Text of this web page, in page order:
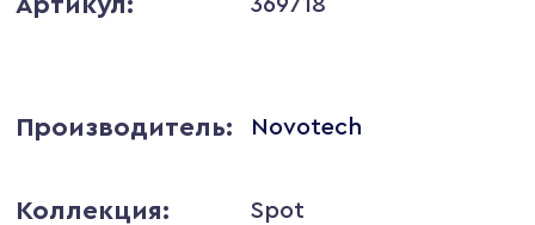
Производитель: Novotech
Коллекция: Spot